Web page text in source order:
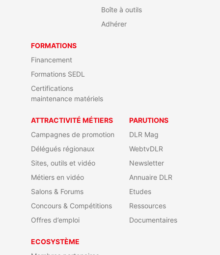
Boîte à outils
Adhérer
FORMATIONS
Financement
Formations SEDL
Certifications
maintenance matériels
ATTRACTIVITÉ MÉTIERS
Campagnes de promotion
Délégués régionaux
Sites, outils et vidéo
Métiers en vidéo
Salons & Forums
Concours & Compétitions
Offres d’emploi
PARUTIONS
DLR Mag
WebtvDLR
Newsletter
Annuaire DLR
Etudes
Ressources
Documentaires
ECOSYSTÈME